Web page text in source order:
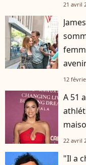
21 avril
12
A 51
22 avril
"Il a